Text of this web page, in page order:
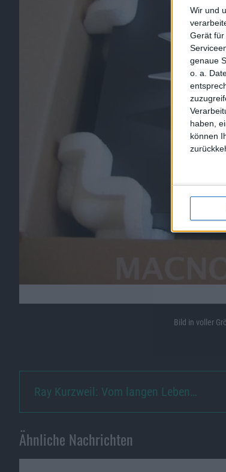
Wir und
Gerät
genaue
o. a.
haben,
können
Bild in voller
Ray Kurzweil: Vom langen Leben…
Ähnliche Nachrichten